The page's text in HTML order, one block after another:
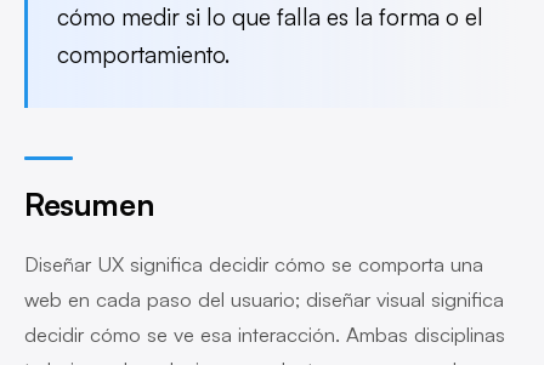
cómo medir si lo que falla es la forma o el
comportamiento.
Resumen
Diseñar UX significa decidir cómo se comporta una
web en cada paso del usuario; diseñar visual significa
decidir cómo se ve esa interacción. Ambas disciplinas